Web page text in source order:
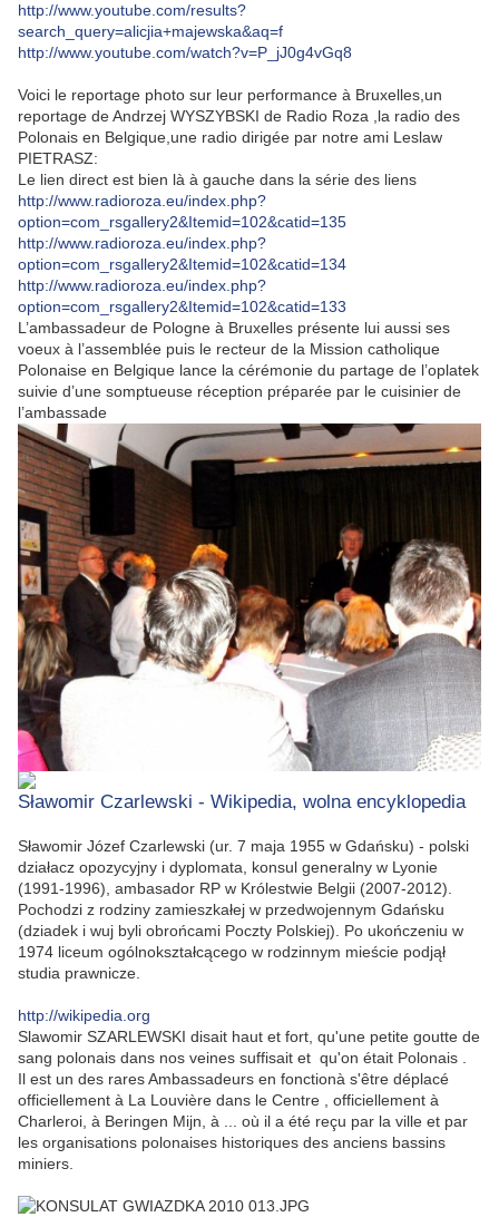
http://www.youtube.com/results?
search_query=alicjia+majewska&aq=f
http://www.youtube.com/watch?v=P_jJ0g4vGq8
Voici le reportage photo sur leur performance à Bruxelles,un
reportage de Andrzej WYSZYBSKI de Radio Roza ,la radio des
Polonais en Belgique,une radio dirigée par notre ami Leslaw
PIETRASZ:
Le lien direct est bien là à gauche dans la série des liens
http://www.radioroza.eu/index.php?
option=com_rsgallery2&Itemid=102&catid=135
http://www.radioroza.eu/index.php?
option=com_rsgallery2&Itemid=102&catid=134
http://www.radioroza.eu/index.php?
option=com_rsgallery2&Itemid=102&catid=133
L’ambassadeur de Pologne à Bruxelles présente lui aussi ses
voeux à l’assemblée puis le recteur de la Mission catholique
Polonaise en Belgique lance la cérémonie du partage de l’oplatek
suivie d’une somptueuse réception préparée par le cuisinier de
l’ambassade
Sławomir Czarlewski - Wikipedia, wolna encyklopedia
Sławomir Józef Czarlewski (ur. 7 maja 1955 w Gdańsku) - polski
działacz opozycyjny i dyplomata, konsul generalny w Lyonie
(1991-1996), ambasador RP w Królestwie Belgii (2007-2012).
Pochodzi z rodziny zamieszkałej w przedwojennym Gdańsku
(dziadek i wuj byli obrońcami Poczty Polskiej). Po ukończeniu w
1974 liceum ogólnokształcącego w rodzinnym mieście podjął
studia prawnicze.
http://wikipedia.org
Slawomir SZARLEWSKI disait haut et fort, qu'une petite goutte de
sang polonais dans nos veines suffisait et qu'on était Polonais .
Il est un des rares Ambassadeurs en fonctionà s'être déplacé
officiellement à La Louvière dans le Centre , officiellement à
Charleroi, à Beringen Mijn, à ... où il a été reçu par la ville et par
les organisations polonaises historiques des anciens bassins
miniers.